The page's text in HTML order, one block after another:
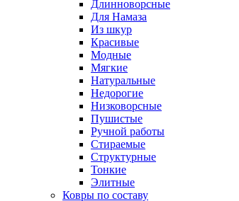
Длинноворсные
Для Намаза
Из шкур
Красивые
Модные
Мягкие
Натуральные
Недорогие
Низковорсные
Пушистые
Ручной работы
Стираемые
Структурные
Тонкие
Элитные
Ковры по составу